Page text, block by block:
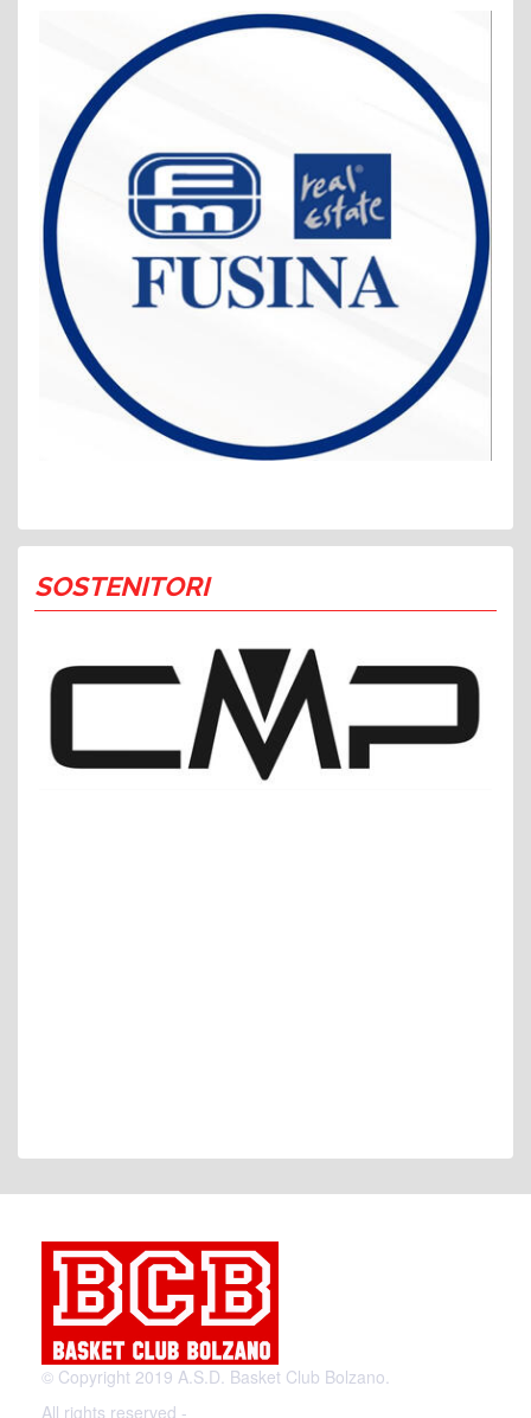
SOSTENITORI
© Copyright 2019 A.S.D. Basket Club Bolzano.
All rights reserved -